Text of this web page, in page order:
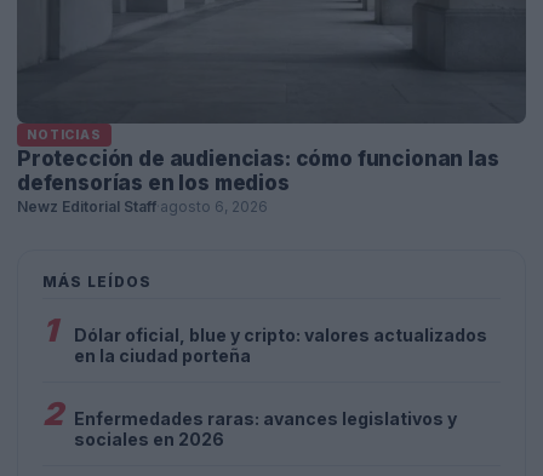
NOTICIAS
Protección de audiencias: cómo funcionan las
defensorías en los medios
Newz Editorial Staff agosto 6, 2026
MÁS LEÍDOS
1
Dólar oficial, blue y cripto: valores actualizados
en la ciudad porteña
2 Enfermedades raras: avances legislativos y
sociales en 2026